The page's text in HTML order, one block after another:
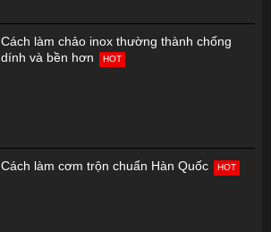
Cách làm chảo inox thường thành chống
dính và bền hơn
HOT
Cách làm cơm trộn chuẩn Hàn Quốc HOT